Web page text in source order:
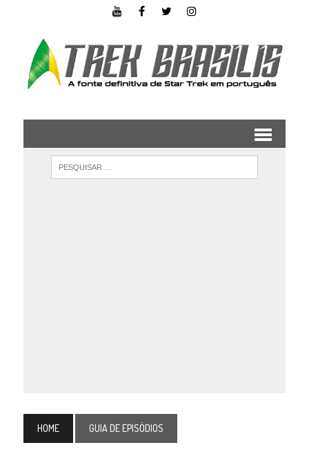
HOME GUIA DE EPISÓDIOS